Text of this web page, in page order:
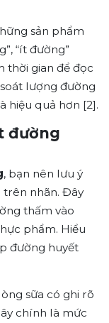
sản phẩm
“ít đường”
thời gian để đọc
lượng đường
hiệu quả hơn [2].
đường
, bạn nên lưu ý
trên nhãn. Đây
thấm vào
phẩm. Hiểu
đường huyết
sữa có ghi rõ
chính là mức